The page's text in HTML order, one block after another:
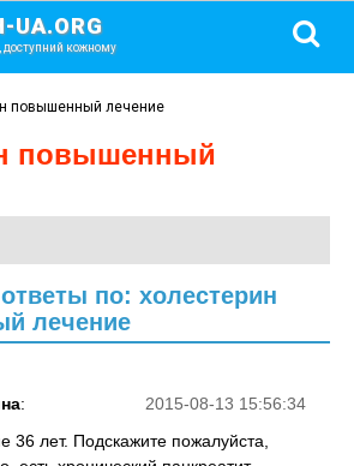
UA.ORG
доступний кожному
повышенный лечение
по: холестерин
лечение
2015-08-13 15:56:34
:
лет. Подскажите пожалуйста,